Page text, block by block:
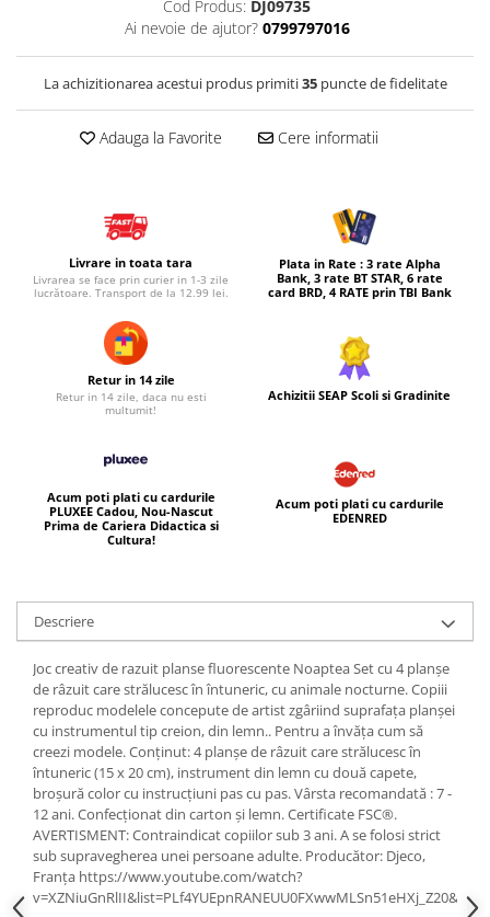
Micul explorator
Nisip kinetic
Pictura, modelaj si accesorii
Tarcuri si corturi
Tarc joaca cu bile
Cod Produs: DJ09735
Ai nevoie de ajutor? 0799797016
La achizitionarea acestui produs primiti35puncte de fidelitate
Adauga la Favorite Cere informatii
Livrare in toata tara
Livrarea se face prin curier in 1-3 zile
lucrătoare. Transport de la 12.99 lei.
Plata in Rate : 3 rate Alpha
Bank, 3 rate BT STAR, 6 rate
card BRD, 4 RATE prin TBI Bank
Retur in 14 zile
Retur in 14 zile, daca nu esti
multumit!
Achizitii SEAP Scoli si Gradinite
Acum poti plati cu cardurile
PLUXEE Cadou, Nou-Nascut
Prima de Cariera Didactica si
Cultura!
Acum poti plati cu cardurile
EDENRED
Descriere
Joc creativ de razuit planse fluorescente Noaptea Set cu 4 planșe
de râzuit care strălucesc în întuneric, cu animale nocturne. Copiii
reproduc modelele concepute de artist zgâriind suprafața planșei
cu instrumentul tip creion, din lemn.. Pentru a învăța cum să
creezi modele. Conținut: 4 planșe de râzuit care strălucesc în
întuneric (15 x 20 cm), instrument din lemn cu două capete,
broșură color cu instrucțiuni pas cu pas. Vârsta recomandată : 7 -
12 ani. Confecționat din carton și lemn. Certificate FSC®.
AVERTISMENT: Contraindicat copiilor sub 3 ani. A se folosi strict
sub supravegherea unei persoane adulte. Producător: Djeco,
Franța https://www.youtube.com/watch?